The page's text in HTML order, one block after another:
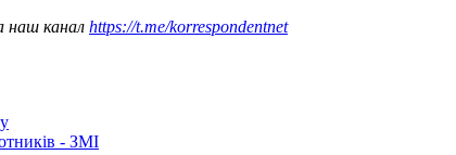
наш канал https://t.me/korrespondentnet
- ЗМІ